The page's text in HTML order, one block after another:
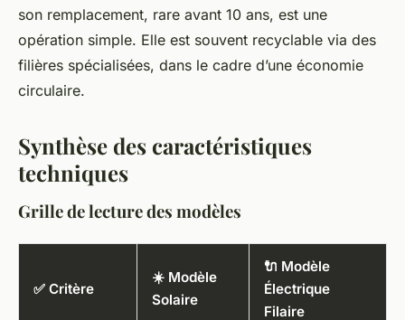
son remplacement, rare avant 10 ans, est une
opération simple. Elle est souvent recyclable via des
filières spécialisées, dans le cadre d’une économie
circulaire.
Synthèse des caractéristiques
techniques
Grille de lecture des modèles
✅ Critère
☀️ Modèle
Solaire
🔌 Modèle
Électrique
Filaire